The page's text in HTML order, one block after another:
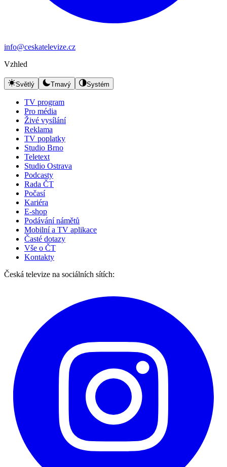
info@ceskatelevize.cz
Vzhled
Světlý Tmavý Systém
TV program
Pro média
Živé vysílání
Reklama
TV poplatky
Studio Brno
Teletext
Studio Ostrava
Podcasty
Rada ČT
Počasí
Kariéra
E-shop
Podávání námětů
Mobilní a TV aplikace
Časté dotazy
Vše o ČT
Kontakty
Česká televize na sociálních sítích: